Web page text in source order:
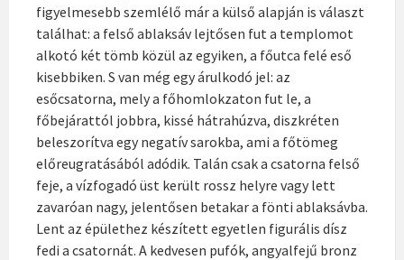
figyelmesebb szemlélő már a külső alapján is választ
találhat: a felső ablaksáv lejtősen fut a templomot
alkotó két tömb közül az egyiken, a főutca felé eső
kisebbiken. S van még egy árulkodó jel: az
esőcsatorna, mely a főhomlokzaton fut le, a
főbejárattól jobbra, kissé hátrahúzva, diszkréten
beleszorítva egy negatív sarokba, ami a főtömeg
előreugratásából adódik. Talán csak a csatorna felső
feje, a vízfogadó üst került rossz helyre vagy lett
zavaróan nagy, jelentősen betakar a fönti ablaksávba.
Lent az épülethez készített egyetlen figurális dísz
fedi a csatornát. A kedvesen pufók, angyalfejű bronz